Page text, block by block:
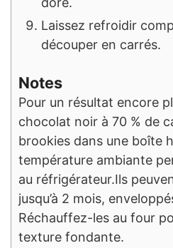
Laissez refroidir
découper en carrés.
Notes
Pour un résultat encore
chocolat noir à 70 % de
brookies dans une boîte
température ambiante
au réfrigérateur.Ils
jusqu’à 2 mois,
Réchauffez-les au four
texture fondante.